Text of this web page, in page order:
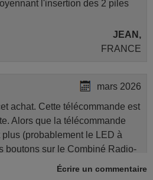
l'insertion des 2 piles
JEAN,
FRANCE
mars 2026
achat. Cette télécommande est
Alors que la télécommande
(probablement le LED à
boutons sur le Combiné Radio-
Voilà de quoi donner une
Écrire un commentaire